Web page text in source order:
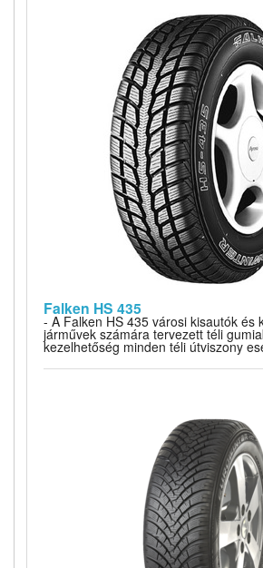
Falken HS 435
- A Falken HS 435 városi kisautók és
járművek számára tervezett téli
kezelhetőség minden téli útviszony